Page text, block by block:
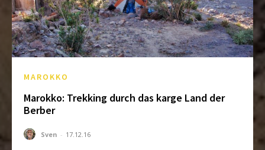
MAROKKO
Marokko: Trekking durch das karge Land der
Berber
Sven - 17.12.16